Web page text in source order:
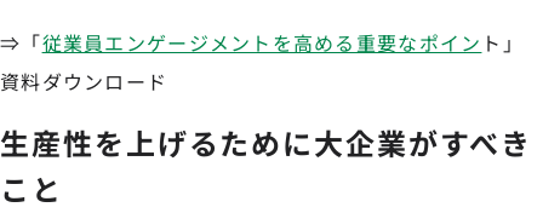
⇒「従業員エンゲージメントを高める重要なポイン ト」
資料ダウンロード
生産性を上げるために大企業がすべき
こと